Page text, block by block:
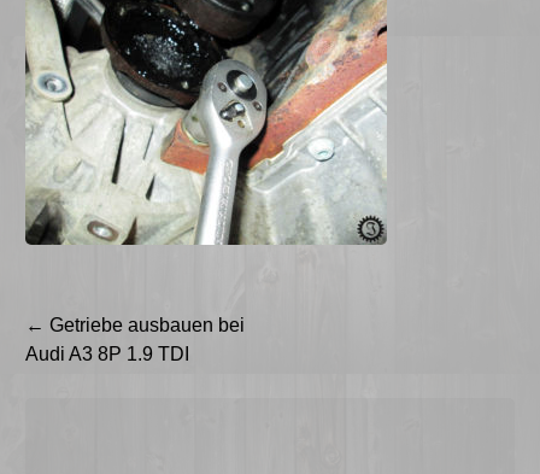
Beitragsnavigation
← Getriebe ausbauen bei
Audi A3 8P 1.9 TDI